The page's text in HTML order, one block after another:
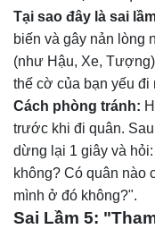
Tại sao đây là sai
biến và gây nản lòng
(như Hậu, Xe,
thế cờ của bạn yếu đi
Cách phòng tránh:
trước khi đi quân.
dừng lại 1 giây và
không? Có quân nào
mình ở đó không?".
Sai Lầm 5: